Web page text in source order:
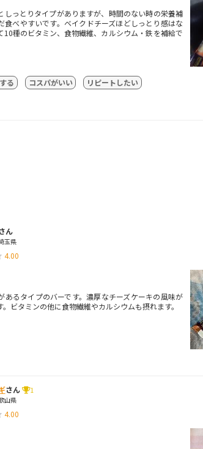
しっとりタイプがありますが、時間のない時の栄養補
食べやすいです。ベイクドチーズほどしっとり感はな
10種のビタミン、食物繊維、カルシウム・鉄を補給で
る コスパがいい リピートしたい
ん
玉県
4.00
あるタイプのバーです。濃厚なチーズケーキの風味が
ビタミンの他に食物繊維やカルシウムも摂れます。
さん
1
山県
4.00